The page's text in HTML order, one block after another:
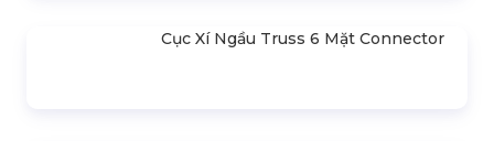
Cục Xí Ngầu Truss 6 Mặt Connector